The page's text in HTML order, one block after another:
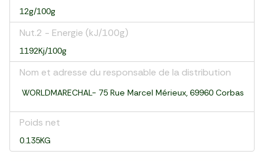
12g/100g
Nut.2 - Energie (kJ/100g)
1192Kj/100g
Nom et adresse du responsable de la distribution
WORLDMARECHAL- 75 Rue Marcel Mérieux, 69960 Corbas
Poids net
0.135KG